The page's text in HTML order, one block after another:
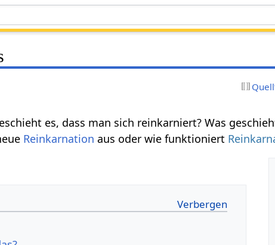
es, dass man sich reinkarniert? Was
Reinkarnation aus oder wie funktioniert